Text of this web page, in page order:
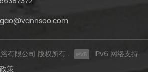
有限公司 版权所有 .
IPv6 网络支持
策